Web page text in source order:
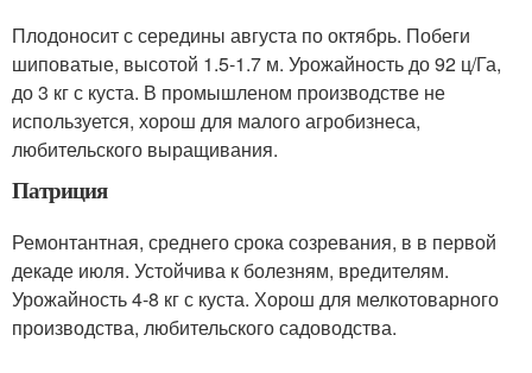
Плодоносит с середины августа по октябрь. Побеги
шиповатые, высотой 1.5-1.7 м. Урожайность до 92 ц/Га,
до 3 кг с куста. В промышленом производстве не
используется, хорош для малого агробизнеса,
любительского выращивания.
Патриция
Ремонтантная, среднего срока созревания, в в первой
декаде июля. Устойчива к болезням, вредителям.
Урожайность 4-8 кг с куста. Хорош для мелкотоварного
производства, любительского садоводства.